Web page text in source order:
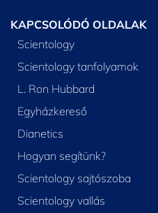
KAPCSOLÓDÓ OLDALAK
Scientology
Scientology tanfolyamok
L. Ron Hubbard
Egyházkereső
Dianetics
Hogyan segítünk?
Scientology sajtószoba
Scientology vallás